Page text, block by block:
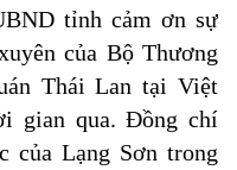
tỉnh cảm ơn sự
của Bộ Thương
Thái Lan tại Việt
gian qua. Đồng chí
của Lạng Sơn trong